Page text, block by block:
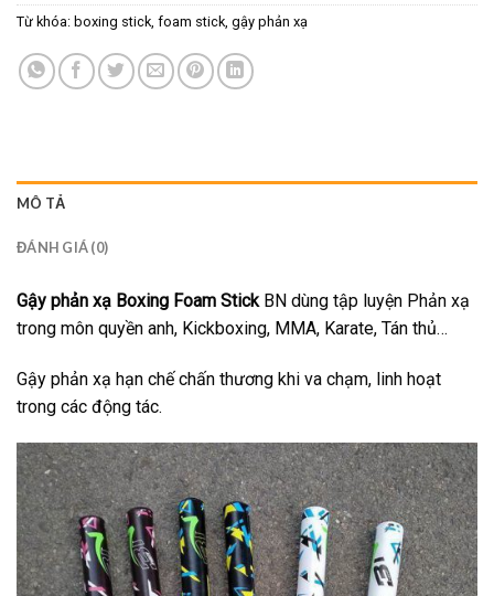
Từ khóa: boxing stick foam stick gậy phản xạ
MÔ TẢ
ĐÁNH GIÁ (0)
Gậy phản xạ Boxing Foam Stick BN dùng tập luyện Phản xạ
trong môn quyền anh, Kickboxing, MMA, Karate, Tán thủ…
Gậy phản xạ hạn chế chấn thương khi va chạm, linh hoạt
trong các động tác.